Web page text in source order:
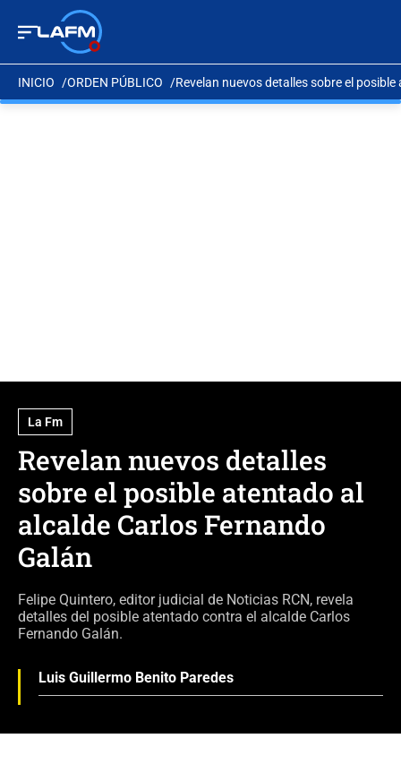
INICIO ORDEN PÚBLICO Revelan nuevos detalles sobre el
La Fm
Revelan nuevos detalles
sobre el posible atentado al
alcalde Carlos Fernando
Galán
Felipe Quintero, editor judicial de Noticias RCN, revela
detalles del posible atentado contra el alcalde Carlos
Fernando Galán.
Luis Guillermo Benito Paredes